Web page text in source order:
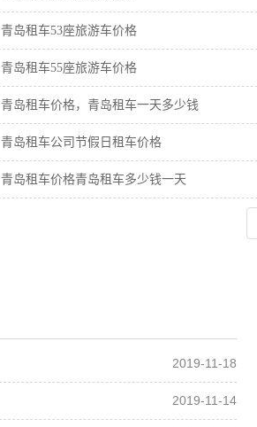
青岛租车53座旅游车价格
青岛租车55座旅游车价格
青岛租车价格，青岛租车一天多少钱
青岛租车公司节假日租车价格
青岛租车价格青岛租车多少钱一天
2019-11-18
2019-11-14